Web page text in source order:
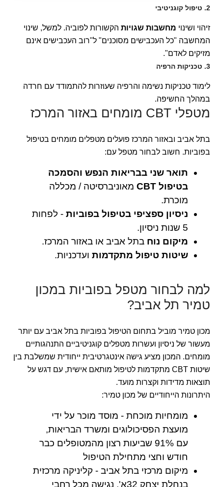
2. טיפול קוגניטיבי
זיהוי ושינוי מחשבות שגויות הקשורות לפוביה. למשל, שינוי
המחשבה "כל העכבישים מסוכנים" ל"רוב העכבישים אינם
מזיקים לאדם".
3. טכניקות הרפיה
לימוד טכניקות נשימה והרפיה שעוזרות להתמודד עם חרדה
במהלך החשיפה.
מטפלי CBT מומחים באזור המרכז
בתל אביב ובאזור המרכז פועלים מטפלים מומחים בטיפול
בפוביות. חשוב לבחור מטפל עם:
תואר שני בבריאות הנפש והסמכה
בטיפול CBT
מאוניברסיטה / מכללה
מוכרת.
ניסיון ספציפי בטיפול בפוביות - לפחות
5 שנות ניסיון.
מיקום נוח בתל אביב או באזור המרכז.
שיטות טיפול מתקדמות ועדכניות.
למה לבחור מטפל בפוביות במכון
טמיר תל אביב?
מכון טמיר מוביל בתחום הטיפול בפוביות בתל אביב עם יותר
מעשור של ניסיון ועשרות מטפלים קוגניטיביים התנהגותיים
מומחים. המכון מציע גישה אינטגרטיבית ייחודית שמשלבת בין
שיטות CBT מתקדמות לטיפול מותאם אישית, עם דגש על
תוצאות מדידות וקצרות מועד.
היתרונות הייחודיים של מכון טמיר:
מומחיות מוכחת - מוסד מוכר על ידי
מועצת הפסיכולוגים ומשרד הבריאות,
עם 91% שביעות רצון מהמטופלים כבר
חודש וחצי מתחילת הטיפול
מיקום מרכזי בתל אביב - קליניקה מרכזית
בנחלת יצחק 32א', נגישה מכל רחבי